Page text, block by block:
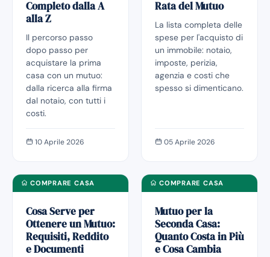
Completo dalla A
alla Z
Il percorso passo
dopo passo per
acquistare la prima
casa con un mutuo:
dalla ricerca alla firma
dal notaio, con tutti i
costi.
10 Aprile 2026
Rata del Mutuo
La lista completa delle
spese per l'acquisto di
un immobile: notaio,
imposte, perizia,
agenzia e costi che
spesso si dimenticano.
05 Aprile 2026
COMPRARE CASA
Cosa Serve per
Ottenere un Mutuo:
Requisiti, Reddito
e Documenti
COMPRARE CASA
Mutuo per la
Seconda Casa:
Quanto Costa in Più
e Cosa Cambia